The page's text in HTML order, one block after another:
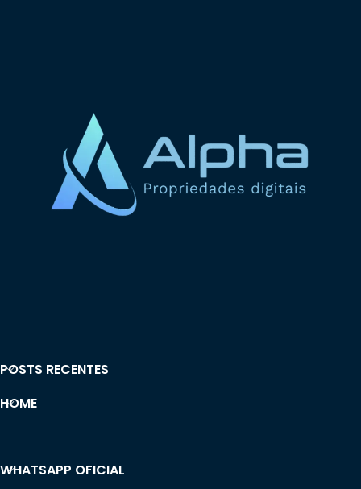
POSTS RECENTES
HOME
WHATSAPP OFICIAL